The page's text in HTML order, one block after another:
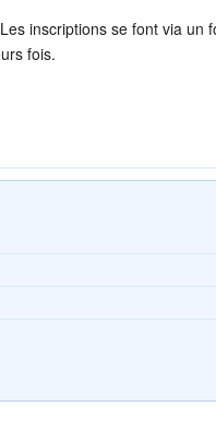
inscriptions se font via
fois.